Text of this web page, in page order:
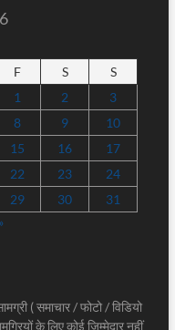
F S
S
1
2
3
8 9
10
15 16
17
22 23
24
29 30
31
( समाचार / फोटो / विडियो
के लिए कोई ज़िम्मेदार नहीं